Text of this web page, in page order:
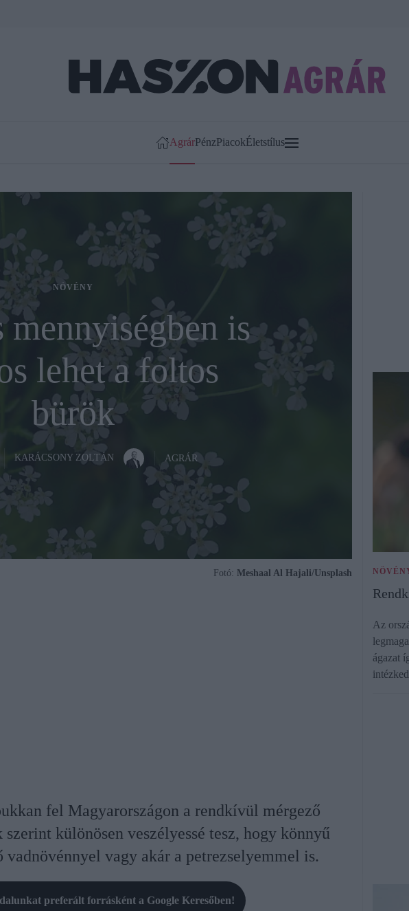
AgrárPénzPiacokÉletstílus
NÖVÉNY
is
lehet a foltos
bürök
KARÁCSONY ZOLTÁN AGRÁR
Fotó: Meshaal Al Hajali/Unsplash
fel Magyarországon a rendkívül mérgező
különösen veszélyessé tesz, hogy könnyű
vadnövénnyel vagy akár a petrezselyemmel is.
preferált forrásként a Google Keresőben!
Az
ágazat